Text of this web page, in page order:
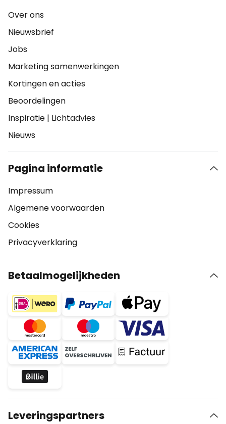
Over ons
Nieuwsbrief
Jobs
Marketing samenwerkingen
Kortingen en acties
Beoordelingen
Inspiratie | Lichtadvies
Nieuws
Pagina informatie
Impressum
Algemene voorwaarden
Cookies
Privacyverklaring
Betaalmogelijkheden
Leveringspartners